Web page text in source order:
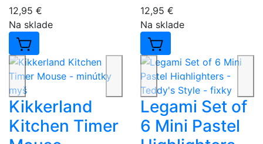
12,95 €
Na sklade
12,95 €
Na sklade
Kikkerland
Kitchen Timer
Legami Set of
6 Mini Pastel